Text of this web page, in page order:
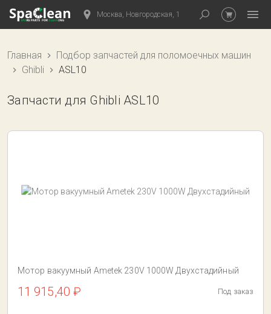
Москва, Новгородская, 1
Главная
Подбор запчастей для поломоечных машин
Ghibli
ASL10
Запчасти для Ghibli ASL10
Мотор вакуумный Ametek 230V 1000W Двухстадийный
11 915,40 ₽ Под заказ